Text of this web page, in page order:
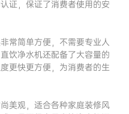
证，保证了消费者使用的安
常简单方便，不需要专业人
饮净水机还配备了大容量的
更快更方便，为消费者的生
美观，适合各种家庭装修风